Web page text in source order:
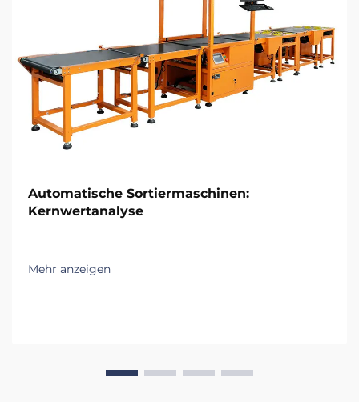
Automatische Sortiermaschinen:
Kernwertanalyse
Mehr anzeigen